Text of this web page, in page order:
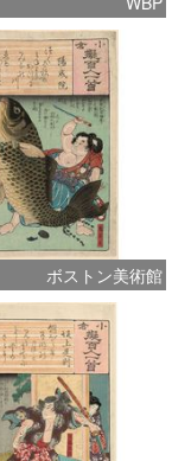
ボストン美術館